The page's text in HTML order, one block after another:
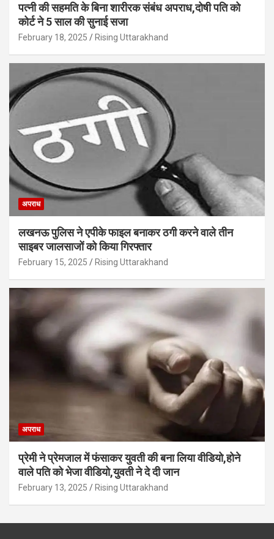
पत्नी की सहमति के बिना शारीरक संबंध अपराध,दोषी पति को
कोर्ट ने 5 साल की सुनाई सजा
February 18, 2025 Rising Uttarakhand
अपराध
लखनऊ पुलिस ने एपीके फाइल बनाकर ठगी करने वाले तीन
साइबर जालसाजों को किया गिरफ्तार
February 15, 2025 Rising Uttarakhand
अपराध
प्रेमी ने प्रेमजाल में फंसाकर युवती की बना लिया वीडियो,होने
वाले पत‍ि को भेजा वीड‍ियो,युवती ने दे दी जान
February 13, 2025 Rising Uttarakhand